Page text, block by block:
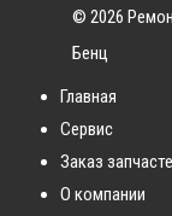
© 2026
Бенц
Главная
Сервис
Заказ
О компании